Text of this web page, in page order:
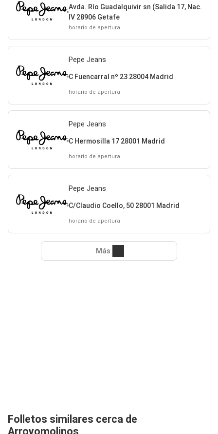
Avda. Río Guadalquivir sn (Salida 17, Nac.
IV 28906 Getafe
horario de apertura
Pepe Jeans
C Fuencarral nº 23 28004 Madrid
horario de apertura
Pepe Jeans
C Hermosilla 17 28001 Madrid
horario de apertura
Pepe Jeans
C/Claudio Coello, 50 28001 Madrid
horario de apertura
Más
Folletos similares cerca de
Arroyomolinos